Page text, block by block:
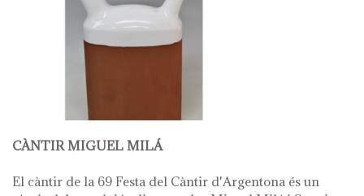
CÀNTIR MIGUEL MILÁ
El càntir de la 69 Festa del Càntir d'Argentona és un